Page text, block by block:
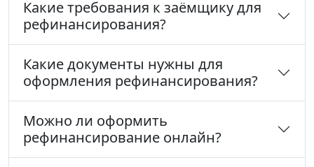
Какие требования к заёмщику для
рефинансирования?
Какие документы нужны для
оформления рефинансирования?
Можно ли оформить
рефинансирование онлайн?